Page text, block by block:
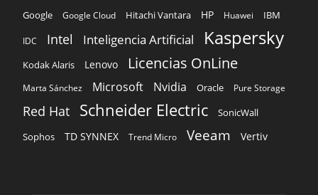
Google Google Cloud Hitachi Vantara HP Huawei IBM
IDC Intel Inteligencia Artificial Kaspersky
Kodak Alaris Lenovo Licencias OnLine
Marta Sánchez Microsoft Nvidia Oracle Pure Storage
Red Hat Schneider Electric SonicWall
Sophos TD SYNNEX Trend Micro Veeam Vertiv